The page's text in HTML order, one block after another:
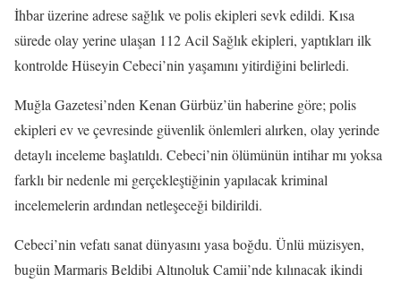
İhbar üzerine adrese sağlık ve polis ekipleri sevk edildi. Kısa
sürede olay yerine ulaşan 112 Acil Sağlık ekipleri, yaptıkları ilk
kontrolde Hüseyin Cebeci’nin yaşamını yitirdiğini belirledi.
Muğla Gazetesi’nden Kenan Gürbüz’ün haberine göre; polis
ekipleri ev ve çevresinde güvenlik önlemleri alırken, olay yerinde
detaylı inceleme başlatıldı. Cebeci’nin ölümünün intihar mı yoksa
farklı bir nedenle mi gerçekleştiğinin yapılacak kriminal
incelemelerin ardından netleşeceği bildirildi.
Cebeci’nin vefatı sanat dünyasını yasa boğdu. Ünlü müzisyen,
bugün Marmaris Beldibi Altınoluk Camii’nde kılınacak ikindi